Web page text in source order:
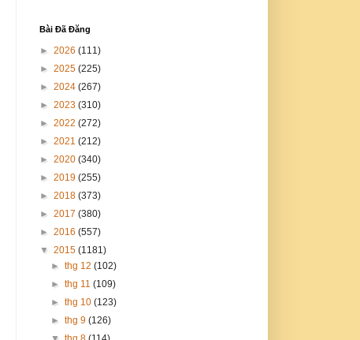
Bài Đã Đăng
► 2026 (111)
► 2025 (225)
► 2024 (267)
► 2023 (310)
► 2022 (272)
► 2021 (212)
► 2020 (340)
► 2019 (255)
► 2018 (373)
► 2017 (380)
► 2016 (557)
▼ 2015 (1181)
►thg 12(102)
►thg 11(109)
►thg 10(123)
►thg 9(126)